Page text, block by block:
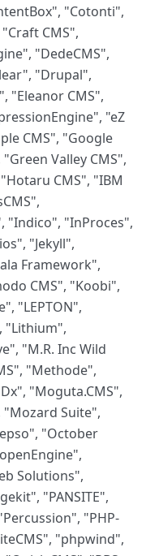
"Cotonti",
CMS",
"DedeCMS",
"Drupal",
"Eleanor CMS",
"eZ
CMS", "Google
Valley CMS",
CMS", "IBM
"Indico", "InProces",
"Jekyll",
Framework",
CMS", "Koobi",
"LEPTON",
"Lithium",
"M.R. Inc Wild
"Methode",
"Moguta.CMS",
Suite",
"October
Solutions",
"PANSITE",
"PHP-
"phpwind",